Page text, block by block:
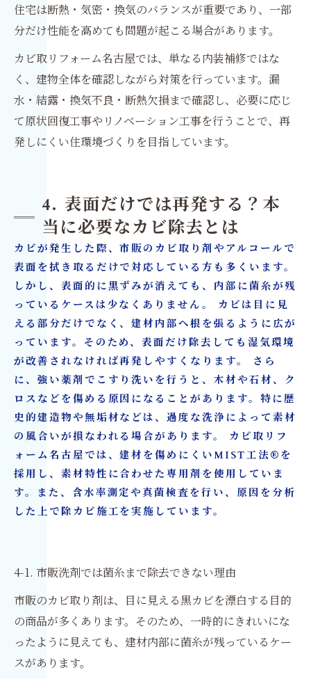
住宅は断熱・気密・換気のバランスが重要であり、一部
分だけ性能を高めても問題が起こる場合があります。
カビ取リフォーム名古屋では、単なる内装補修ではな
く、建物全体を確認しながら対策を行っています。漏
水・結露・換気不良・断熱欠損まで確認し、必要に応じ
て原状回復工事やリノベーション工事を行うことで、再
発しにくい住環境づくりを目指しています。
4. 表面だけでは再発する？本
当に必要なカビ除去とは
カビが発生した際、市販のカビ取り剤やアルコールで
表面を拭き取るだけで対応している方も多くいます。
しかし、表面的に黒ずみが消えても、内部に菌糸が残
っているケースは少なくありません。 カビは目に見
える部分だけでなく、建材内部へ根を張るように広が
っています。そのため、表面だけ除去しても湿気環境
が改善されなければ再発しやすくなります。 さら
に、強い薬剤でこすり洗いを行うと、木材や石材、ク
ロスなどを傷める原因になることがあります。特に歴
史的建造物や無垢材などは、過度な洗浄によって素材
の風合いが損なわれる場合があります。 カビ取リフ
ォーム名古屋では、建材を傷めにくいMIST工法®を
採用し、素材特性に合わせた専用剤を使用していま
す。また、含水率測定や真菌検査を行い、原因を分析
した上で除カビ施工を実施しています。
4-1. 市販洗剤では菌糸まで除去できない理由
市販のカビ取り剤は、目に見える黒カビを漂白する目的
の商品が多くあります。そのため、一時的にきれいにな
ったように見えても、建材内部に菌糸が残っているケー
スがあります。